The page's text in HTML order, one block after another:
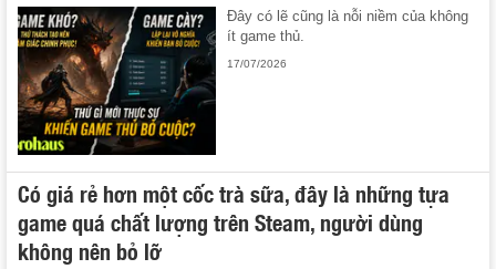
Đây có lẽ cũng là nỗi niềm của không
ít game thủ.
17/07/2026
Có giá rẻ hơn một cốc trà sữa, đây là những tựa
game quá chất lượng trên Steam, người dùng
không nên bỏ lỡ